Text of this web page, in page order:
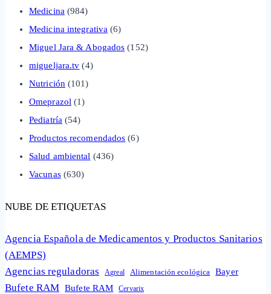
Medicina (984)
Medicina integrativa (6)
Miguel Jara & Abogados (152)
migueljara.tv (4)
Nutrición (101)
Omeprazol (1)
Pediatría (54)
Productos recomendados (6)
Salud ambiental (436)
Vacunas(630)
NUBE DE ETIQUETAS
Agencia Española de Medicamentos y Productos Sanitarios
(AEMPS)
Agencias reguladoras
Agreal Alimentación ecológica Bayer
Bufete RAM Bufete RAM Cervarix